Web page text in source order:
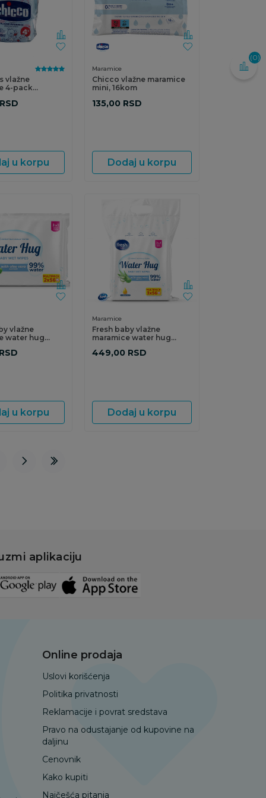
vlažne
4-pack
RSD
u korpu
Maramice
Chicco vlažne maramice
mini, 16kom
135,00 RSD
Dodaj u korpu
vlažne
water hug
RSD
u korpu
Maramice
Fresh baby vlažne
maramice water hug
449,00 RSD
Dodaj u korpu
(0)
aplikaciju
Online prodaja
Uslovi korišćenja
Politika privatnosti
Reklamacije i povrat sredstava
Pravo na odustajanje od kupovine na
daljinu
Cenovnik
Kako kupiti
Najčešća pitanja